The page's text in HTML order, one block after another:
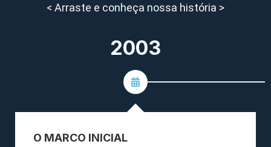
< Arraste e conheça nossa história >
2003
O MARCO INICIAL